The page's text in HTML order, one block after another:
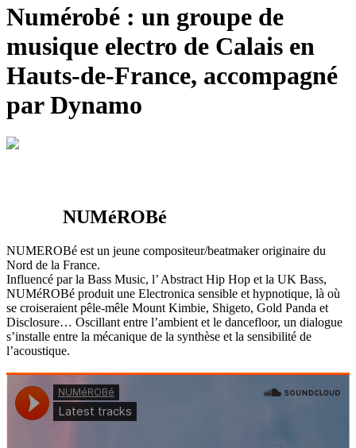
Numérobé : un groupe de
musique electro de Calais en
Hauts-de-France, accompagné
par Dynamo
NUMéROBé
NUMEROBé est un jeune compositeur/beatmaker originaire du
Nord de la France.
Influencé par la Bass Music, l’ Abstract Hip Hop et la UK Bass,
NUMéROBé produit une Electronica sensible et hypnotique, là où
se croiseraient pêle-mêle Mount Kimbie, Shigeto, Gold Panda et
Disclosure… Oscillant entre l’ambient et le dancefloor, un dialogue
s’installe entre la mécanique de la synthèse et la sensibilité de
l’acoustique.